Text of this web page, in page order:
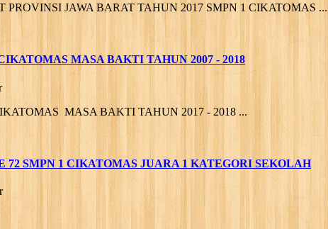
JAWA BARAT TAHUN 2017 SMPN 1 CIKATOMAS ...
MASA BAKTI TAHUN 2007 - 2018
MASA BAKTI TAHUN 2017 - 2018 ...
72 SMPN 1 CIKATOMAS JUARA 1 KATEGORI SEKOLAH